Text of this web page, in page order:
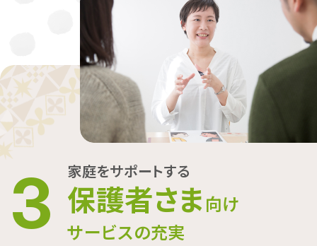
3 家庭をサポートする
保護者さま 向け
サービスの充実